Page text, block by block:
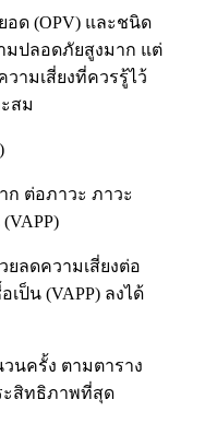
ด (OPV) และชนิด
มปลอดภัยสูงมาก แต่
ามเสี่ยงที่ควรรู้ไว้
สม
ก ต่อภาวะ ภาวะ
ยลดความเสี่ยงต่อ
ป็น (VAPP) ลงได้
นครั้ง ตามตาราง
ะสิทธิภาพที่สุด